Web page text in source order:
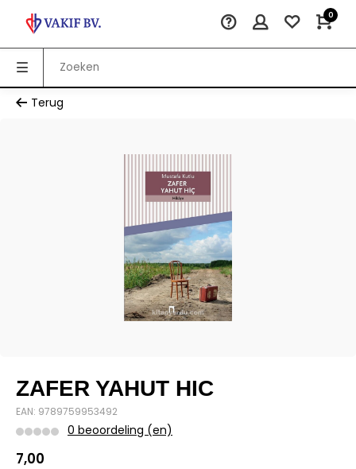
0
Terug
ZAFER YAHUT HIC
EAN: 9789759953492
0 beoordeling (en)
7,00